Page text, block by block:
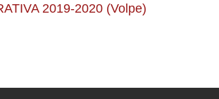
2019-2020 (Volpe)